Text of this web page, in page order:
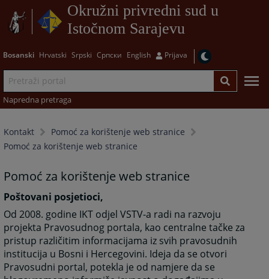
Okružni privredni sud u
Istočnom Sarajevu
Bosanski Hrvatski Srpski Српски English Prijava
Napredna pretraga
Kontakt
Pomoć za korištenje web stranice
Pomoć za korištenje web stranice
Pomoć za korištenje web stranice
Poštovani posjetioci,
Od 2008. godine IKT odjel VSTV-a radi na razvoju
projekta Pravosudnog portala, kao centralne tačke za
pristup različitim informacijama iz svih pravosudnih
institucija u Bosni i Hercegovini. Ideja da se otvori
Pravosudni portal, potekla je od namjere da se